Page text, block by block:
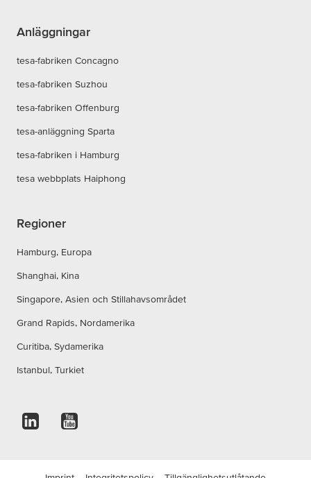
Anläggningar
tesa-fabriken Concagno
tesa-fabriken Suzhou
tesa-fabriken Offenburg
tesa-anläggning Sparta
tesa-fabriken i Hamburg
tesa webbplats Haiphong
Regioner
Hamburg, Europa
Shanghai, Kina
Singapore, Asien och Stillahavsområdet
Grand Rapids, Nordamerika
Curitiba, Sydamerika
Istanbul, Turkiet